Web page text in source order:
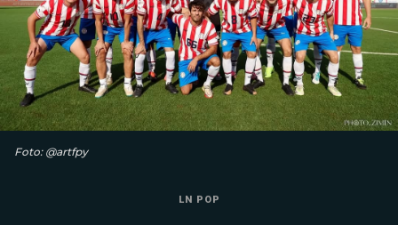
Foto: @artfpy
LN POP